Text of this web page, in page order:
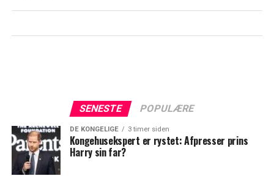
SENESTE POPULÆRE
DE KONGELIGE 3 timer siden
Kongehusekspert er rystet: Afpresser prins
Harry sin far?